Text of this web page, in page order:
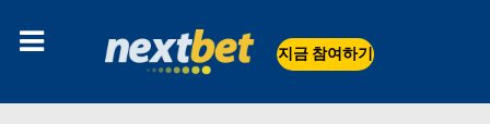
지금 참여하기